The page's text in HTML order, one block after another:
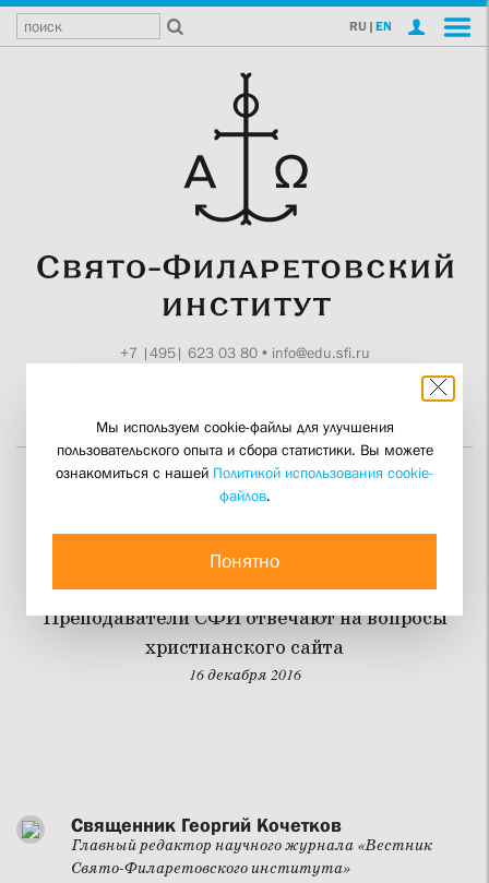
RU | EN
+7 |495| 623 03 80• info@edu.sfi.ru
Глупость – это греховное
качество
Преподаватели СФИ отвечают на вопросы
христианского сайта
16 декабря 2016
Священник Георгий Кочетков
Главный редактор научного журнала «Вестник
Свято-Филаретовского института»
Мы используем cookie-файлы для улучшения
пользовательского опыта и сбора статистики. Вы можете
ознакомиться с нашей Политикой использования cookie-
файлов.
Понятно